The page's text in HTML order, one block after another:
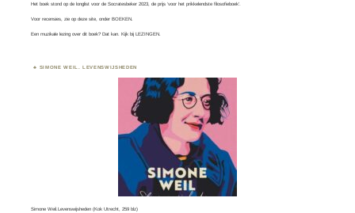
Het boek stond op de longlist voor deSocratesbeker 2023, de prijs ‘voor het prikkelendste filosofieboek’.
Voor recensies, zie op deze site, onderBOEKEN
Een muzikale lezing over dit boek? Dat kan. Kijk bijLEZINGEN.
SIMONE WEIL. LEVENSWIJSHEDEN
Simone Weil.Levenswijsheden (Kok Utrecht, 259 blz)